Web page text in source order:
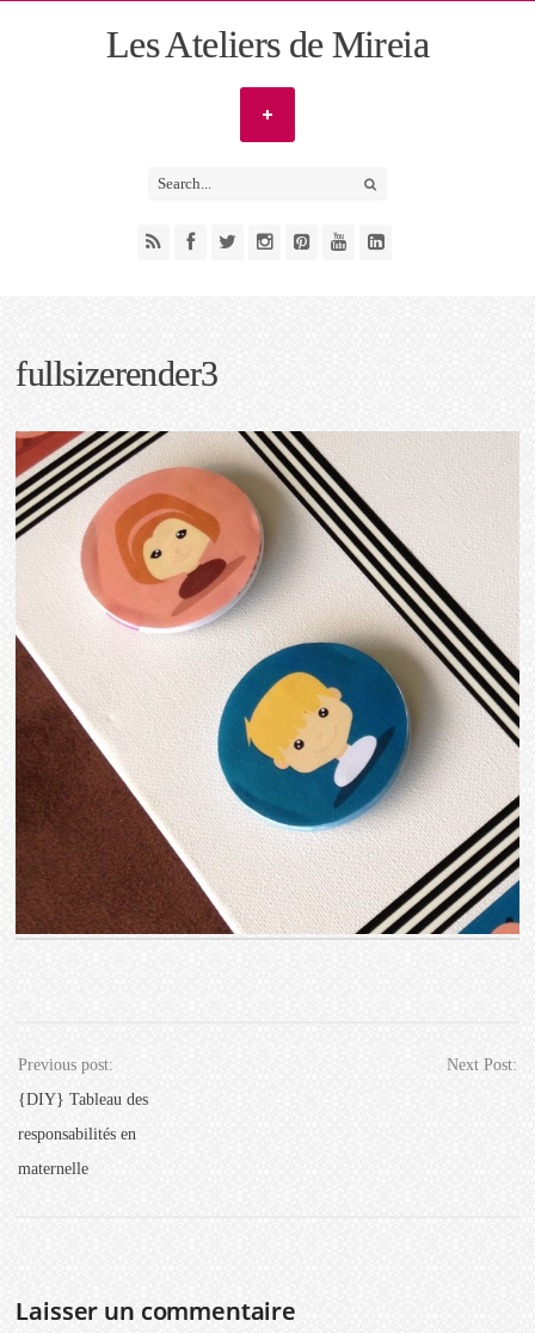
Les Ateliers de Mireia
fullsizerender3
Previous post:
{DIY} Tableau des
responsabilités en
maternelle
Next Post:
Laisser un commentaire